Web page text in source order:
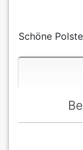
Schöne